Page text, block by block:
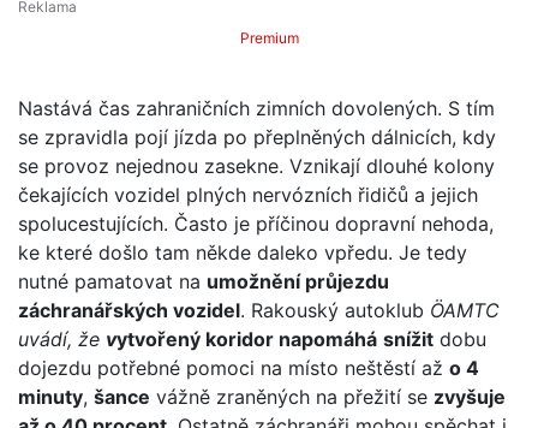
Premium
Nastává čas zahraničních zimních dovolených. S tím
se zpravidla pojí jízda po přeplněných dálnicích, kdy
se provoz nejednou zasekne. Vznikají dlouhé kolony
čekajících vozidel plných nervózních řidičů a jejich
spolucestujících. Často je příčinou dopravní nehoda,
ke které došlo tam někde daleko vpředu. Je tedy
nutné pamatovat na umožnění průjezdu
záchranářských vozidel. Rakouský autoklub ÖAMTC
uvádí, že vytvořený koridor napomáhá snížit dobu
dojezdu potřebné pomoci na místo neštěstí až o 4
minuty, šance vážně zraněných na přežití se zvyšuje